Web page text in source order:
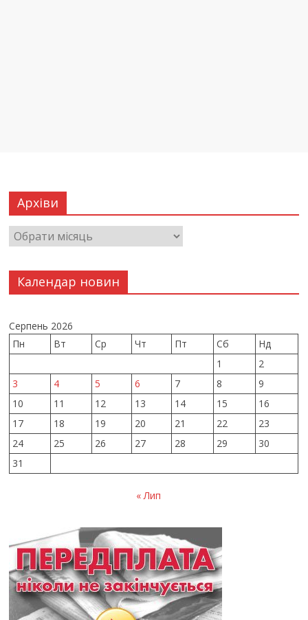
Архіви
Календар новин
Серпень 2026
Пн
Вт Ср Чт Пт Сб
Нд
1
2
3
4 5 6 7 8
9
10
11 12 13 14 15
16
17
18 19 20 21 22
23
24
25 26 27 28 29
30
31
« Лип